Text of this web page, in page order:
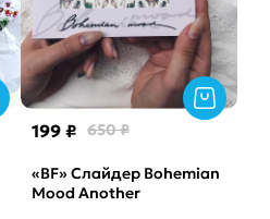
199 ₽ 650 ₽
«BF» Слайдер Bohemian
Mood Another